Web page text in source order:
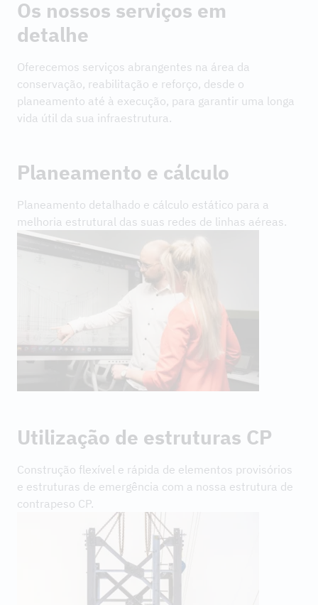
Os nossos serviços em
detalhe
Oferecemos serviços abrangentes na área da
conservação, reabilitação e reforço, desde o
planeamento até à execução, para garantir uma longa
vida útil da sua infraestrutura.
Planeamento e cálculo
Planeamento detalhado e cálculo estático para a
melhoria estrutural das suas redes de linhas aéreas.
Utilização de estruturas CP
Construção flexível e rápida de elementos provisórios
e estruturas de emergência com a nossa estrutura de
contrapeso CP.